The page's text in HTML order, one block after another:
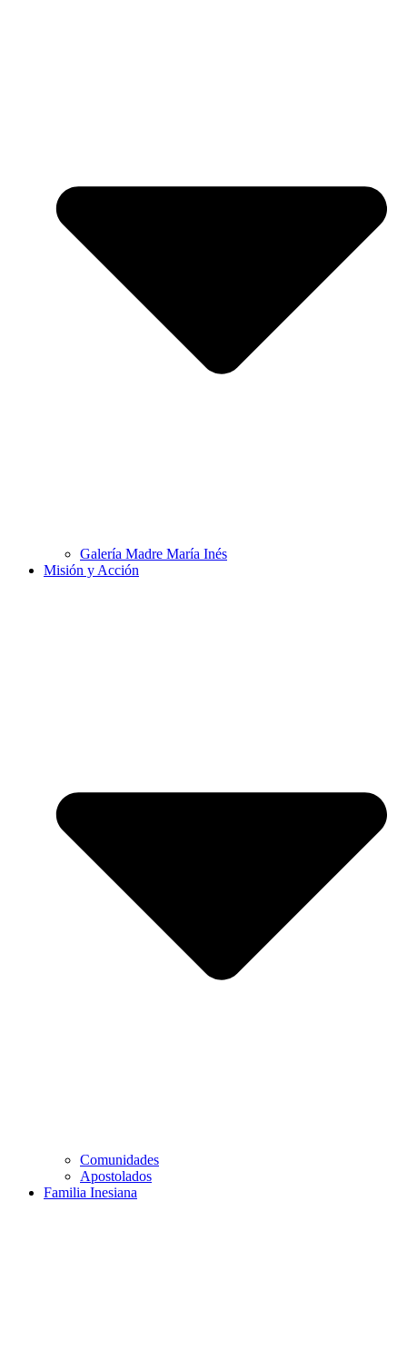
Galería Madre María Inés
Misión y Acción
Comunidades
Apostolados
Familia Inesiana